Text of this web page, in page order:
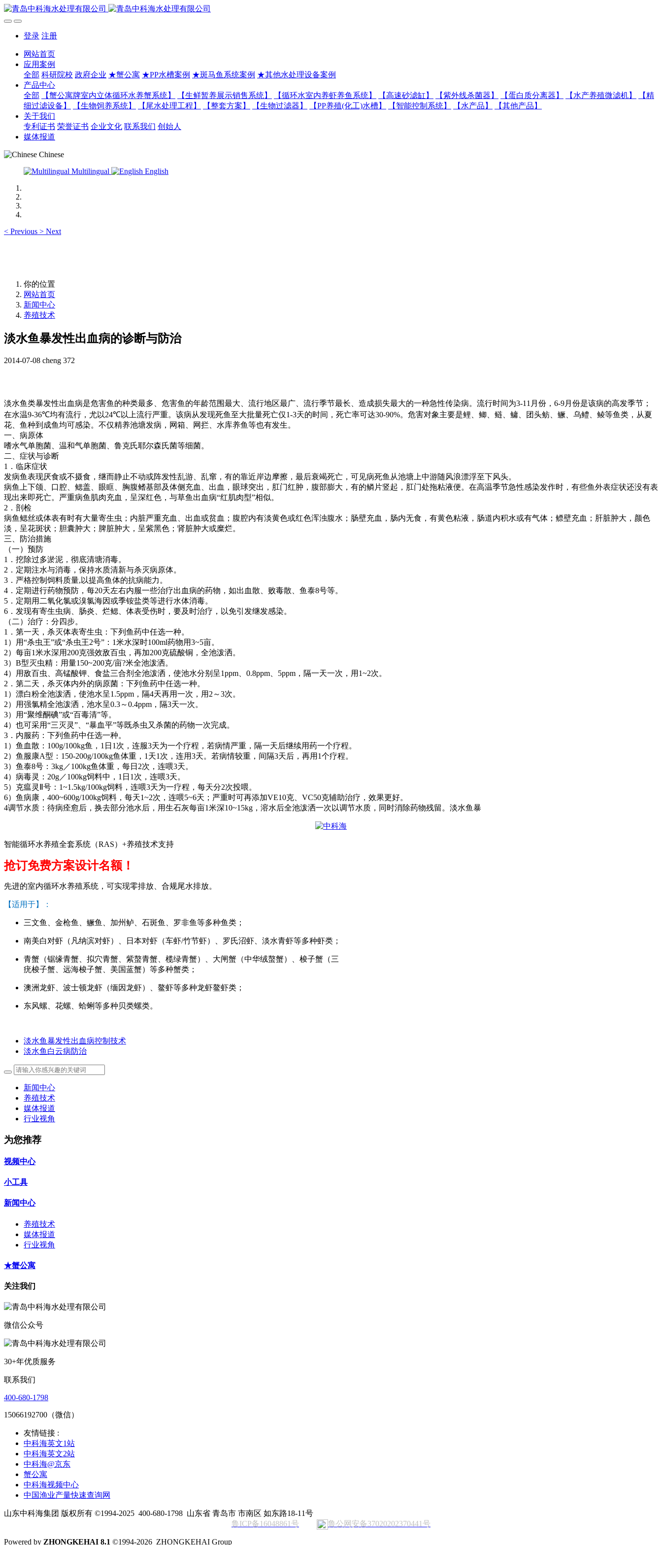
登录 注册
网站首页
应用案例
全部 科研院校 政府企业 ★蟹公寓 ★PP水槽案例 ★斑马鱼系统案例 ★其他水处理设备案例
产品中心
全部
【蟹公寓牌室内立体循环水养蟹系统】 【生鲜暂养展示销售系统】 【循环水室内养虾养鱼系统】 【高速砂滤缸】 【紫外线杀菌器】 【蛋白质分离器】 【水产养殖微滤机】
【精
细过滤设备】
【生物饲养系统】 【尾水处理工程】 【整套方案】 【生物过滤器】 【PP养殖(化工)水槽】 【智能控制系统】 【水产品】
【其他产品】
关于我们
专利证书 荣誉证书 企业文化 联系我们 创始人
媒体报道
Chinese
Multilingual
English
< Previous > Next
你的位置
网站首页
新闻中心
养殖技术
淡水鱼暴发性出血病的诊断与防治
2014-07-08 cheng 372
淡水鱼类暴发性出血病是危害鱼的种类最多、危害鱼的年龄范围最大、流行地区最广、流行季节最长、造成损失最大的一种急性传染病。流行时间为3-11 月份， 6-9月份是该病的高发季节；
在水温9-36℃均有流行，尤以24℃以上流行严重。该病从发现死鱼至大批量死亡仅1-3天的时间，死亡率可达30-90%。危害对象主要是鲤、鲫、鲢、鳙、团头鲂、鳜、乌鳢、鲮等鱼类，从夏
花、鱼种到成鱼均可感染。不仅精养池塘发病，网箱、网拦、水库养鱼等也有发生。
一、病原体
嗜水气单胞菌、温和气单胞菌、鲁克氏耶尔森氏菌等细菌。
二、症状与诊断
1 ．临床症状
发病鱼表现厌食或不摄食，继而静止不动或阵发性乱游、乱窜，有的靠近岸边摩擦，最后衰竭死亡，可见病死鱼从池塘上中游随风浪漂浮至下风头。
病鱼上下颌、口腔、鳃盖、眼眶、胸腹鳍基部及体侧充血、出血，眼球突出，肛门红肿，腹部膨大，有的鳞片竖起，肛门处拖粘液便。在高温季节急性感染发作时，有些鱼外表症状还没有表
现出来即死亡。严重病鱼肌肉充血，呈深红色，与草鱼出血病“红肌肉型”相似。
2 ．剖检
病鱼鳃丝或体表有时有大量寄生虫；内脏严重充血、出血或贫血；腹腔内有淡黄色或红色浑浊腹水；肠壁充血，肠内无食，有黄色粘液，肠道内积水或有气体；鳔壁充血；肝脏肿大，颜色
淡，呈花斑状；胆囊肿大；脾脏肿大，呈紫黑色；肾脏肿大或糜烂。
三、防治措施
（一）预防
1 ．挖除过多淤泥，彻底清塘消毒。
2 ．定期注水与消毒，保持水质清新与杀灭病原体。
3 ．严格控制饲料质量, 以提高鱼体的抗病能力。
4 ．定期进行药物预防，每20天左右内服一些治疗出血病的药物，如出血散、败毒散、鱼泰8号等。
5 ．定期用二氧化氯或溴氯海因或季铵盐类等进行水体消毒。
6 ．发现有寄生虫病、肠炎、烂鳃、体表受伤时，要及时治疗，以免引发继发感染。
（二）治疗：分四步。
1 ．第一天，杀灭体表寄生虫：下列鱼药中任选一种。
1 ）用“杀虫王”或“杀虫王2号” ： 1米水深时100ml药物用3~5亩。
2）每亩1米水深用 200克强效敌百虫，再加200克硫酸铜，全池泼洒。
3） B型灭虫精：用量150~200克/亩?米全池泼洒。
4）用敌百虫、高锰酸钾、食盐三合剂全池泼洒，使池水分别呈1ppm 0.8ppm 5ppm ，隔一天一次，用 1~2次。
2 ．第二天，杀灭体内外的病原菌：下列鱼药中任选一种。
1 ）漂白粉全池泼洒，使池水呈1.5ppm ，隔4天再用一次，用 2 ～3次。
2）用强氯精全池泼洒，池水呈0.3～0.4ppm ，隔3天一次。
3）用“聚维酮碘”或“百毒清”等。
4）也可采用“三灭灵” “暴血平”等既杀虫又杀菌的药物一次完成。
3 ．内服药：下列鱼药中任选一种。
1 ）鱼血散： 100g/100kg鱼， 1 日 1 次，连服3天为一个疗程，若病情严重，隔一天后继续用药一个疗程。
2）鱼服康A型： 150-200g/100kg鱼体重， 1 天1 次，连用3天。若病情较重，间隔3天后，再用 1个疗程。
3）鱼泰8号： 3kg／100kg鱼体重，每日 2次，连喂3天。
4）病毒灵： 20g／100kg饲料中， 1 日 1 次，连喂3天。
5）克瘟灵 号： 1~1.5kg/100kg饲料，连喂3天为一疗程，每天分2次投喂。
6）鱼病康， 400~600g/100kg饲料，每天1~2次，连喂5~6天；严重时可再添加VE10克、 VC50克辅助治疗，效果更好。
4调节水质：待病痊愈后，换去部分池水后，用生石灰每亩1米深10~15kg ，溶水后全池泼洒一次以调节水质，同时消除药物残留。淡水鱼暴
智能循环水养殖全套系统（RAS）+养殖技术支持
抢订免费方案设计名额！
先进的室内循环水养殖系统，可实现零排放、合规尾水排放。
【适用于】：
三文鱼、金枪鱼、鳜鱼、加州鲈、石斑鱼、罗非鱼等多种鱼类；
南美白对虾（凡纳滨对虾）、日本对虾（车虾/竹节虾）、罗氏沼虾、淡水青虾等多种虾类；
青蟹（锯缘青蟹、拟穴青蟹、紫螯青蟹、榄绿青蟹）、大闸蟹（中华绒螯蟹）、梭子蟹（三
疣梭子蟹、远海梭子蟹、美国蓝蟹）等多种蟹类；
澳洲龙虾、波士顿龙虾（缅因龙虾）、鳌虾等多种龙虾鳌虾类；
东风螺、花螺、蛤蜊等多种贝类螺类。
淡水鱼暴发性出血病控制技术
淡水鱼白云病防治
新闻中心
养殖技术
媒体报道
行业视角
为您推荐
视频中心
小工具
新闻中心
养殖技术
媒体报道
行业视角
★蟹公寓
关注我们
微信公众号
30+年优质服务
联系我们
400-680-1798
15066192700（微信）
友情链接 :
中科海英文1站
中科海英文2站
中科海@京东
蟹公寓
中科海视频中心
中国渔业产量快速查询网
山东中科海集团 版权所有 ©1994-2025 400-680-1798 山东省 青岛市 市南区 如东路18-11号
鲁ICP备16048861号
鲁公网安备37020202370441号
Powered by ZHONGKEHAI 8.1 ©1994-2026 ZHONGKEHAI Group